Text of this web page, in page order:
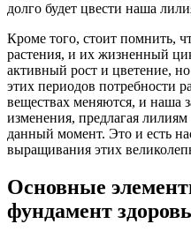
долго будет цвести наша
Кроме того, стоит помнить,
растения, и их жизненный
активный рост и цветение,
этих периодов потребности
веществах меняются, и наша
изменения, предлагая
данный момент. Это и есть
выращивания этих
Основные
фундамент